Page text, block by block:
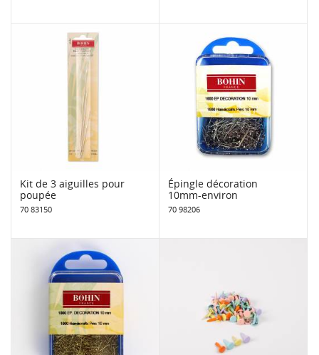
Kit de 3 aiguilles pour
poupée
70 83150
Épingle décoration
10mm-environ
70 98206